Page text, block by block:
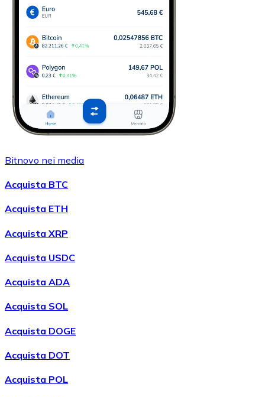
Bitnovo nei media
Acquista BTC
Acquista ETH
Acquista XRP
Acquista USDC
Acquista ADA
Acquista SOL
Acquista DOGE
Acquista DOT
Acquista POL